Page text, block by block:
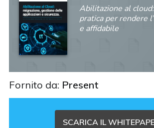
Abilitazione al
pratica per rendere
e affidabile
Fornito da: Present
SCARICA IL